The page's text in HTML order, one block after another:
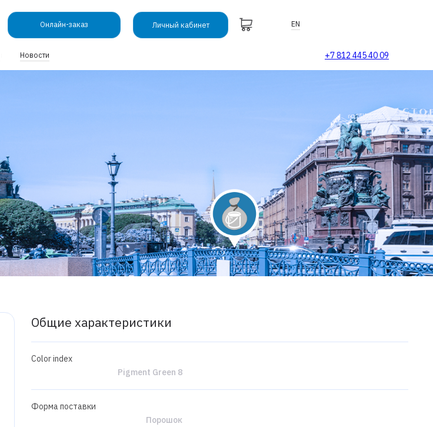
Онлайн-заказ Личный кабинет EN
Новости +7 812 445 40 09
Общие характеристики
Color index
Pigment Green 8
Форма поставки
Порошок